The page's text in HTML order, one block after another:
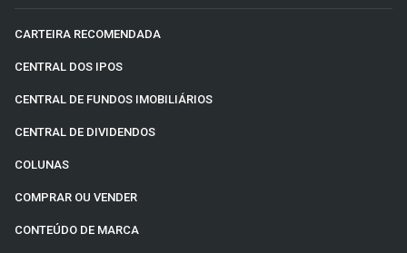
CARTEIRA RECOMENDADA
CENTRAL DOS IPOS
CENTRAL DE FUNDOS IMOBILIÁRIOS
CENTRAL DE DIVIDENDOS
COLUNAS
COMPRAR OU VENDER
CONTEÚDO DE MARCA